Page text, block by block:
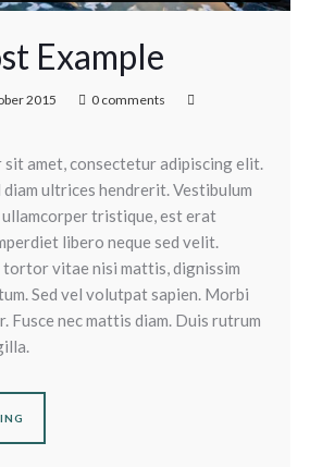
Example
2015
0 comments
sit amet, consectetur adipiscing elit.
ultrices hendrerit. Vestibulum
tristique, est erat
libero neque sed velit.
vitae nisi mattis, dignissim
Sed vel volutpat sapien. Morbi
Fusce nec mattis diam. Duis rutrum